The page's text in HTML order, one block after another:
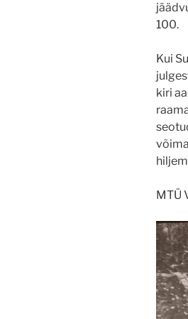
100.
Kui
kiri
MTÜ